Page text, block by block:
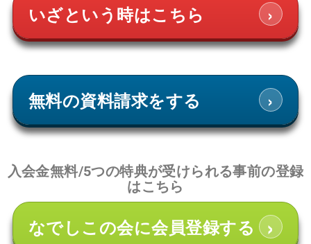
いざという時はこちら ›
無料の資料請求をする ›
入会金無料/5つの特典が受けられる事前の登録
はこちら
なでしこの会に会員登録する ›